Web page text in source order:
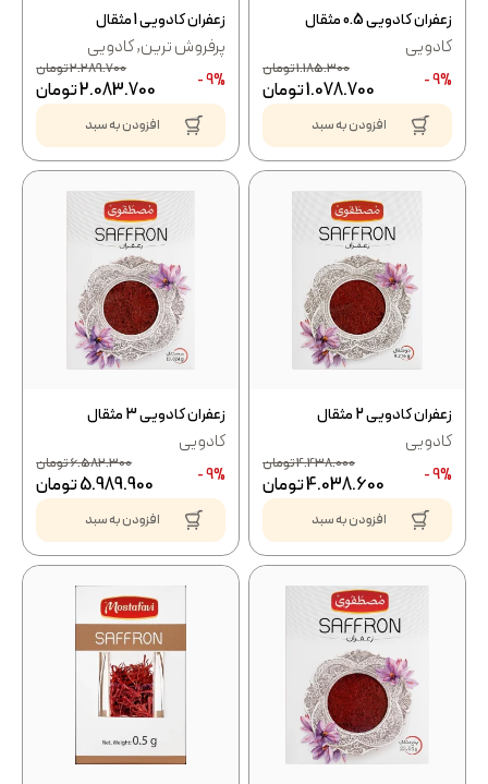
زعفران کادویی 0.5 مثقال
کادویی
9% -
1.185.300تومان
1.078.700تومان
افزودن به سبد
زعفران کادویی 1 مثقال
پرفروش ترین,کادویی
9% -
2.289.700تومان
2.083.700تومان
افزودن به سبد
زعفران کادویی 2 مثقال
کادویی
9% -
4.438.000تومان
4.038.600تومان
افزودن به سبد
زعفران کادویی 3 مثقال
کادویی
9% -
6.582.300تومان
5.989.900تومان
افزودن به سبد